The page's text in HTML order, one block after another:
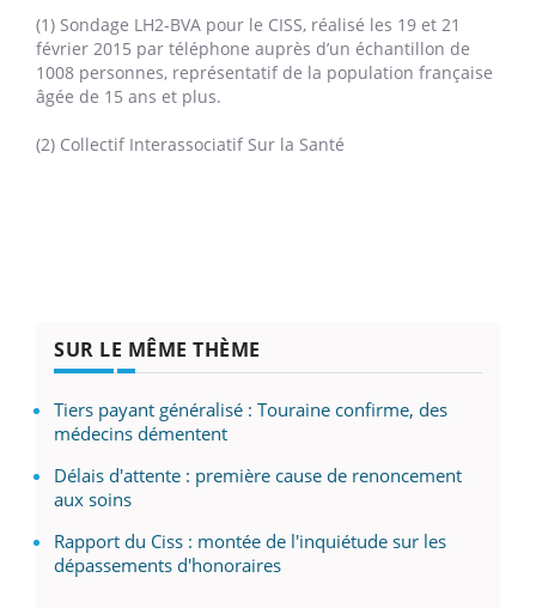
(1) Sondage LH2-BVA pour le CISS, réalisé les 19 et 21
février 2015 par téléphone auprès d’un échantillon de
1008 personnes, représentatif de la population française
âgée de 15 ans et plus.
(2) Collectif Interassociatif Sur la Santé
SUR LE MÊME THÈME
Tiers payant généralisé : Touraine confirme, des
médecins démentent
Délais d'attente : première cause de renoncement
aux soins
Rapport du Ciss : montée de l'inquiétude sur les
dépassements d'honoraires